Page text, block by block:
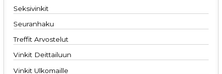
Seksivinkit
Seuranhaku
Treffit Arvostelut
Vinkit Deittailuun
Vinkit Ulkomaille